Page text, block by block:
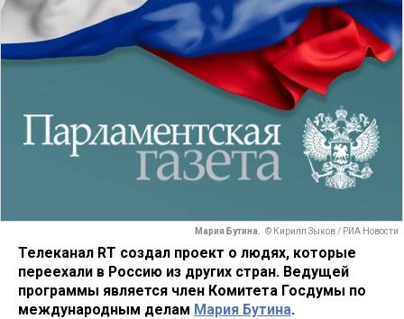
Мария Бутина. © Кирилл Зыков / РИА Новости
Телеканал RT создал проект о людях, которые
переехали в Россию из других стран. Ведущей
программы является член Комитета Госдумы по
международным делам Мария Бутина.